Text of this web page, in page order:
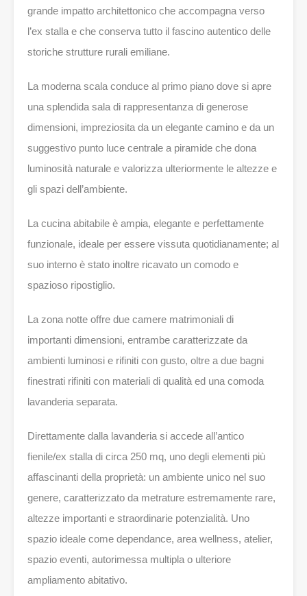
grande impatto architettonico che accompagna verso
l’ex stalla e che conserva tutto il fascino autentico delle
storiche strutture rurali emiliane.
La moderna scala conduce al primo piano dove si apre
una splendida sala di rappresentanza di generose
dimensioni, impreziosita da un elegante camino e da un
suggestivo punto luce centrale a piramide che dona
luminosità naturale e valorizza ulteriormente le altezze e
gli spazi dell’ambiente.
La cucina abitabile è ampia, elegante e perfettamente
funzionale, ideale per essere vissuta quotidianamente; al
suo interno è stato inoltre ricavato un comodo e
spazioso ripostiglio.
La zona notte offre due camere matrimoniali di
importanti dimensioni, entrambe caratterizzate da
ambienti luminosi e rifiniti con gusto, oltre a due bagni
finestrati rifiniti con materiali di qualità ed una comoda
lavanderia separata.
Direttamente dalla lavanderia si accede all’antico
fienile/ex stalla di circa 250 mq, uno degli elementi più
affascinanti della proprietà: un ambiente unico nel suo
genere, caratterizzato da metrature estremamente rare,
altezze importanti e straordinarie potenzialità. Uno
spazio ideale come dependance, area wellness, atelier,
spazio eventi, autorimessa multipla o ulteriore
ampliamento abitativo.